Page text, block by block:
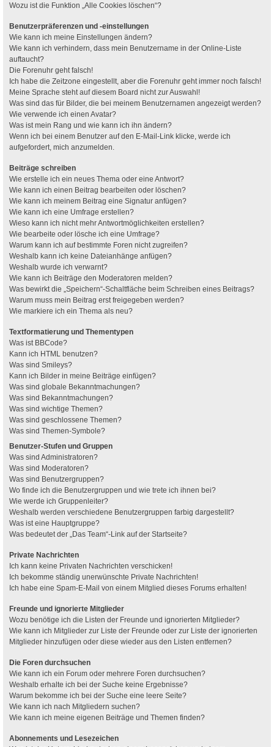
Wozu ist die Funktion „Alle Cookies löschen“?
Benutzerpräferenzen und -einstellungen
Wie kann ich meine Einstellungen ändern?
Wie kann ich verhindern, dass mein Benutzername in der Online-Liste
auftaucht?
Die Forenuhr geht falsch!
Ich habe die Zeitzone eingestellt, aber die Forenuhr geht immer noch falsch!
Meine Sprache steht auf diesem Board nicht zur Auswahl!
Was sind das für Bilder, die bei meinem Benutzernamen angezeigt werden?
Wie verwende ich einen Avatar?
Was ist mein Rang und wie kann ich ihn ändern?
Wenn ich bei einem Benutzer auf den E-Mail-Link klicke, werde ich
aufgefordert, mich anzumelden.
Beiträge schreiben
Wie erstelle ich ein neues Thema oder eine Antwort?
Wie kann ich einen Beitrag bearbeiten oder löschen?
Wie kann ich meinem Beitrag eine Signatur anfügen?
Wie kann ich eine Umfrage erstellen?
Wieso kann ich nicht mehr Antwortmöglichkeiten erstellen?
Wie bearbeite oder lösche ich eine Umfrage?
Warum kann ich auf bestimmte Foren nicht zugreifen?
Weshalb kann ich keine Dateianhänge anfügen?
Weshalb wurde ich verwarnt?
Wie kann ich Beiträge den Moderatoren melden?
Was bewirkt die „Speichern“-Schaltfläche beim Schreiben eines Beitrags?
Warum muss mein Beitrag erst freigegeben werden?
Wie markiere ich ein Thema als neu?
Textformatierung und Thementypen
Was ist BBCode?
Kann ich HTML benutzen?
Was sind Smileys?
Kann ich Bilder in meine Beiträge einfügen?
Was sind globale Bekanntmachungen?
Was sind Bekanntmachungen?
Was sind wichtige Themen?
Was sind geschlossene Themen?
Was sind Themen-Symbole?
Benutzer-Stufen und Gruppen
Was sind Administratoren?
Was sind Moderatoren?
Was sind Benutzergruppen?
Wo finde ich die Benutzergruppen und wie trete ich ihnen bei?
Wie werde ich Gruppenleiter?
Weshalb werden verschiedene Benutzergruppen farbig dargestellt?
Was ist eine Hauptgruppe?
Was bedeutet der „Das Team“-Link auf der Startseite?
Private Nachrichten
Ich kann keine Privaten Nachrichten verschicken!
Ich bekomme ständig unerwünschte Private Nachrichten!
Ich habe eine Spam-E-Mail von einem Mitglied dieses Forums erhalten!
Freunde und ignorierte Mitglieder
Wozu benötige ich die Listen der Freunde und ignorierten Mitglieder?
Wie kann ich Mitglieder zur Liste der Freunde oder zur Liste der ignorierten
Mitglieder hinzufügen oder diese wieder aus den Listen entfernen?
Die Foren durchsuchen
Wie kann ich ein Forum oder mehrere Foren durchsuchen?
Weshalb erhalte ich bei der Suche keine Ergebnisse?
Warum bekomme ich bei der Suche eine leere Seite?
Wie kann ich nach Mitgliedern suchen?
Wie kann ich meine eigenen Beiträge und Themen finden?
Abonnements und Lesezeichen